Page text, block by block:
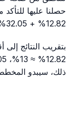
12.82% + 32.05% + 55.13% = 100%
بتقريب النتائج
ذلك، سيبدو